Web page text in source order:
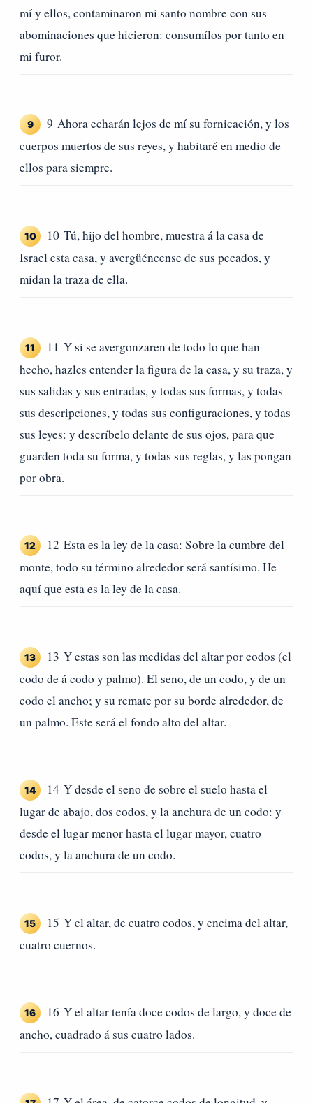
mí y ellos, contaminaron mi santo nombre con sus
abominaciones que hicieron: consumílos por tanto en
mi furor.
9
9 Ahora echarán lejos de mí su fornicación, y los
cuerpos muertos de sus reyes, y habitaré en medio de
ellos para siempre.
10
10 Tú, hijo del hombre, muestra á la casa de
Israel esta casa, y avergüéncense de sus pecados, y
midan la traza de ella.
11
11 Y si se avergonzaren de todo lo que han
hecho, hazles entender la figura de la casa, y su traza, y
sus salidas y sus entradas, y todas sus formas, y todas
sus descripciones, y todas sus configuraciones, y todas
sus leyes: y descríbelo delante de sus ojos, para que
guarden toda su forma, y todas sus reglas, y las pongan
por obra.
12
12 Esta es la ley de la casa: Sobre la cumbre del
monte, todo su término alrededor será santísimo. He
aquí que esta es la ley de la casa.
13
13 Y estas son las medidas del altar por codos (el
codo de á codo y palmo). El seno, de un codo, y de un
codo el ancho; y su remate por su borde alrededor, de
un palmo. Este será el fondo alto del altar.
14
14 Y desde el seno de sobre el suelo hasta el
lugar de abajo, dos codos, y la anchura de un codo: y
desde el lugar menor hasta el lugar mayor, cuatro
codos, y la anchura de un codo.
15
15 Y el altar, de cuatro codos, y encima del altar,
cuatro cuernos.
16
16 Y el altar tenía doce codos de largo, y doce de
ancho, cuadrado á sus cuatro lados.